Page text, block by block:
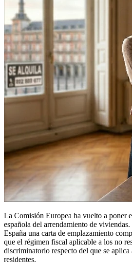
La Comisión Europea ha vuelto a poner
española del arrendamiento de viviendas.
España una carta de emplazamiento
que el régimen fiscal aplicable a los no
discriminatorio respecto del que se
residentes.